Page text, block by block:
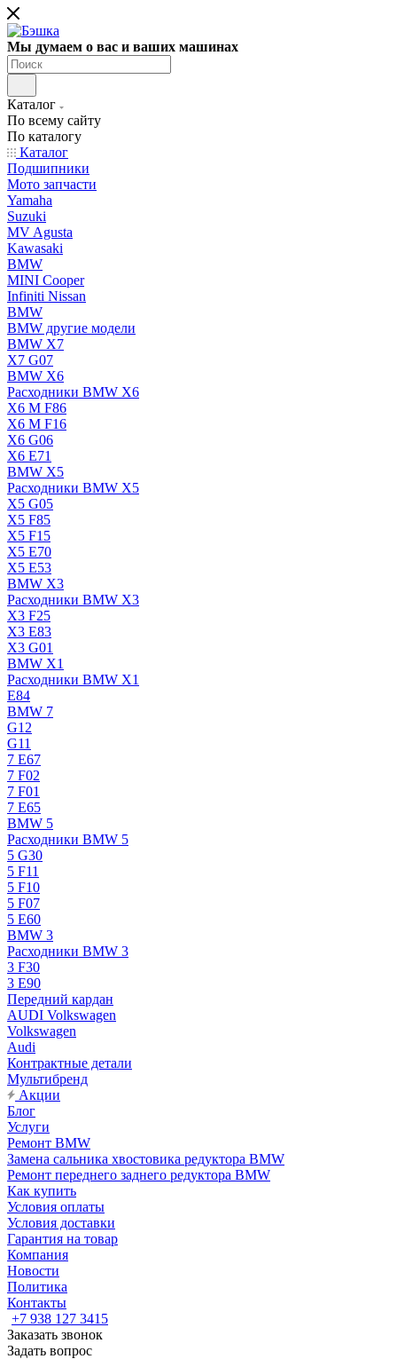
Мы думаем о вас и ваших машинах
Каталог
По всему сайту
По каталогу
Каталог
Подшипники
Мото запчасти
Yamaha
Suzuki
MV Agusta
Kawasaki
BMW
MINI Cooper
Infiniti Nissan
BMW
BMW другие модели
BMW X7
X7 G07
BMW X6
Расходники BMW X6
X6 M F86
X6 M F16
X6 G06
X6 E71
BMW X5
Расходники BMW X5
X5 G05
X5 F85
X5 F15
X5 E70
X5 E53
BMW X3
Расходники BMW X3
X3 F25
X3 E83
X3 G01
BMW X1
Расходники BMW X1
E84
BMW 7
G12
G11
7 Е67
7 F02
7 F01
7 E65
BMW 5
Расходники BMW 5
5 G30
5 F11
5 F10
5 F07
5 E60
BMW 3
Расходники BMW 3
3 F30
3 E90
Передний кардан
AUDI Volkswagen
Volkswagen
Audi
Контрактные детали
Мультибренд
Акции
Блог
Услуги
Ремонт BMW
Замена сальника хвостовика редуктора BMW
Ремонт переднего заднего редуктора BMW
Как купить
Условия оплаты
Условия доставки
Гарантия на товар
Компания
Новости
Политика
Контакты
+7 938 127 3415
Заказать звонок
Задать вопрос